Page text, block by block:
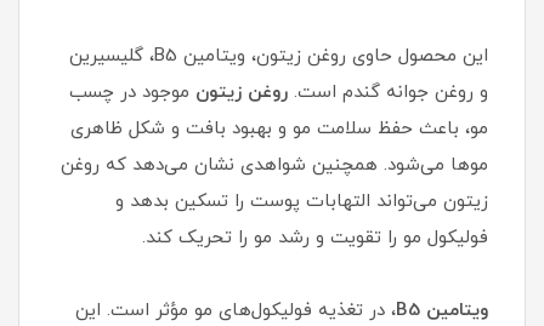
این محصول حاوی روغن زیتون، ویتامین B5، گلیسیرین
و روغن جوانه گندم است. روغن زیتون موجود در چسب
مو، باعث حفظ سلامت مو و بهبود بافت و شکل ظاهری
موها می‌شود. همچنین شواهدی نشان می‌دهد که روغن
زیتون می‌تواند التهابات پوست را تسکین بدهد و
فولیکول مو را تقویت و رشد مو را تحریک کند.
ویتامین B5 ، در تغذیه فولیکول‌های مو مؤثر است. این